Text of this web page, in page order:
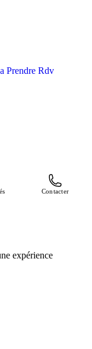
Prendre Rdv
Contacter
expérience